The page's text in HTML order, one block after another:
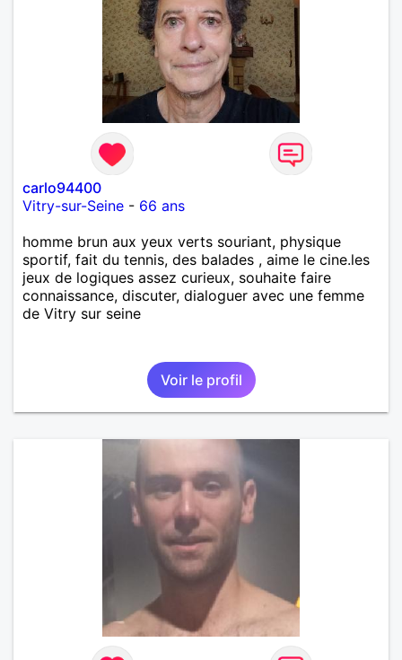
carlo94400
Vitry-sur-Seine - 66 ans
homme brun aux yeux verts souriant, physique
sportif, fait du tennis, des balades , aime le cine.les
jeux de logiques assez curieux, souhaite faire
connaissance, discuter, dialoguer avec une femme
de Vitry sur seine
Voir le profil